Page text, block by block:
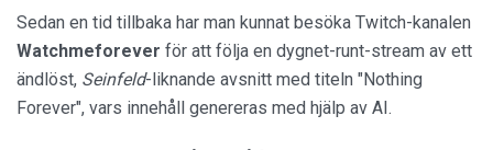
Sedan en tid tillbaka har man kunnat besöka Twitch-kanalen
Watchmeforever för att följa en dygnet-runt-stream av ett
ändlöst, Seinfeld-liknande avsnitt med titeln "Nothing
Forever", vars innehåll genereras med hjälp av AI.